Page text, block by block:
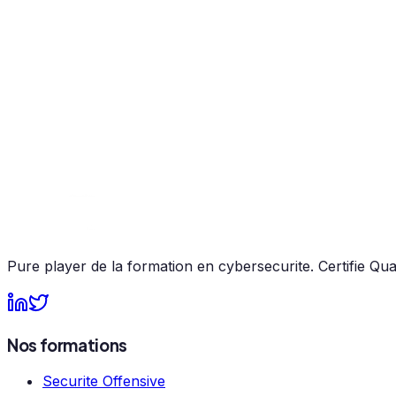
Pure player de la formation en cybersecurite. Certifie
Nos formations
Securite Offensive